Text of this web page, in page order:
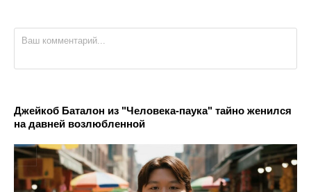
Джейкоб Баталон из "Человека-паука" тайно женился
на давней возлюбленной